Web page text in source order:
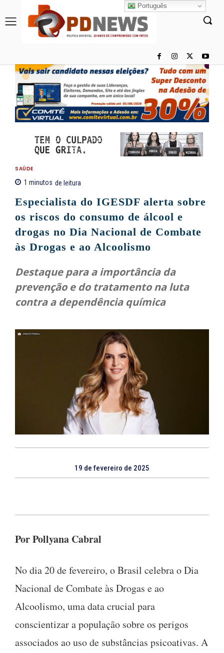
SAÚDE
1 minutos de leitura
Especialista do IGESDF alerta sobre
os riscos do consumo de álcool e
drogas no Dia Nacional de Combate
às Drogas e ao Alcoolismo
Destaque para a importância da
prevenção e do tratamento na luta
contra a dependência química
19 de fevereiro de 2025
Por Pollyana Cabral
No dia 20 de fevereiro, o Brasil celebra o Dia
Nacional de Combate às Drogas e ao
Alcoolismo, uma data crucial para
conscientizar a população sobre os perigos
associados ao uso de substâncias psicoativas. A
Português